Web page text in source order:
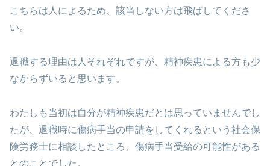
こちらは人によるため、該当しない方は飛ばしてくださ
い。
退職する理由は人それぞれですが、精神疾患による方も少
なからずいると思います。
わたしも当初は自分が精神疾患だとは思っていませんでし
たが、退職時に傷病手当の申請をしてくれるという社会保
険労務士に相談したところ、傷病手当受給の可能性がある
とのことでした。